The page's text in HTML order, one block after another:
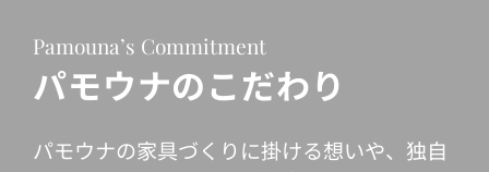
Pamouna’s Commitment
パモウナのこだわり
パモウナの家具づくりに掛ける想いや、独自